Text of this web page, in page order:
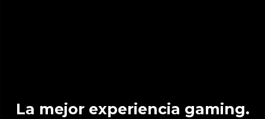
La mejor experiencia gaming.